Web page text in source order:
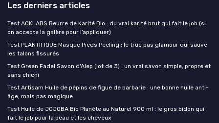
Les derniers articles
Test AOKLABS Beurre de Karité Bio : du vrai karité brut qui fait le job (si
on accepte la galère pour l’appliquer)
Test PLANTIFIQUE Masque Pieds Peeling : le truc pas glamour qui sauve
les talons fissurés
Test Green Fadel Savon d'Alep (lot de 3) : un vrai savon simple, propre et
sans chichi
Test Artisam Huile de pépins de figue de barbarie : une bonne huile anti-
âge, mais pas magique
Test Huile de JOJOBA Bio Planète au Naturel 900 ml : le gros bidon qui
fait le job pour la peau et les cheveux